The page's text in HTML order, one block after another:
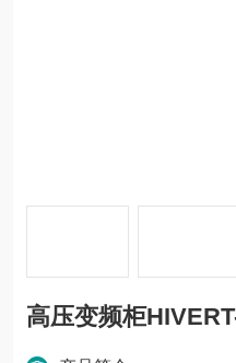
高压变频柜